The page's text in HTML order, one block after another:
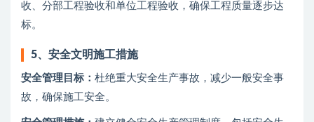
收、分部工程验收和单位工程验收，确保工程质量逐步达
标。
5、 安全文明施工措施
安全管理目标： 杜绝重大安全生产事故，减少一般安全事
故，确保施工安全。